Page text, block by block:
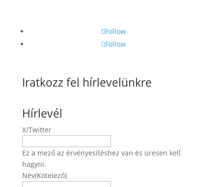
Follow
Follow
Iratkozz fel hírlevelünkre
Hírlevél
X/Twitter
Ez a mező az érvényesítéshez van és üresen kell
hagyni.
Név(Kötelező)